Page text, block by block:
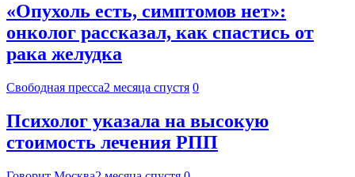
«Опухоль есть, симптомов нет»:
онколог рассказал, как спастись от
рака желудка
Свободная пресса2 месяца спустя 0
Психолог указала на высокую
стоимость лечения РПП